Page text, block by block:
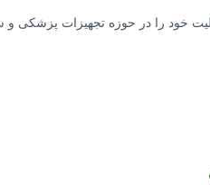
با شماره ثبت ۱۷۱۰ تأسیس شد و فعالیت خود را در حوزه تجهیزات